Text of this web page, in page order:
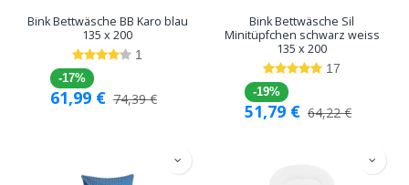
Bink Bettwäsche BB Karo blau
135 x 200
1
-17%
61,99 € 74,39€
Bink Bettwäsche Sil
Minitüpfchen schwarz weiss
135 x 200
17
-19%
51,79 € 64,22€